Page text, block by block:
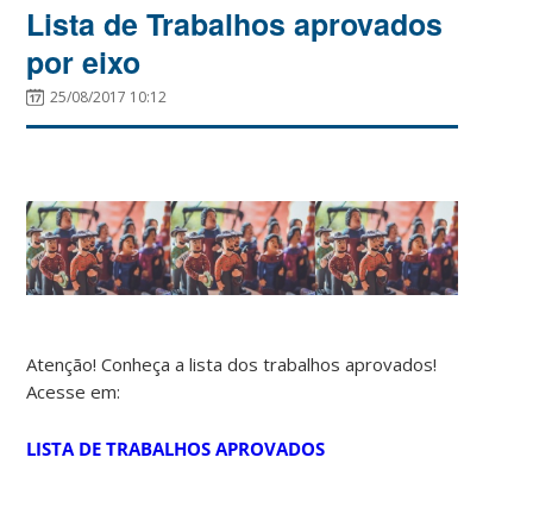
Lista de Trabalhos aprovados
por eixo
25/08/2017 10:12
Atenção! Conheça a lista dos trabalhos aprovados!
Acesse em:
LISTA DE TRABALHOS APROVADOS